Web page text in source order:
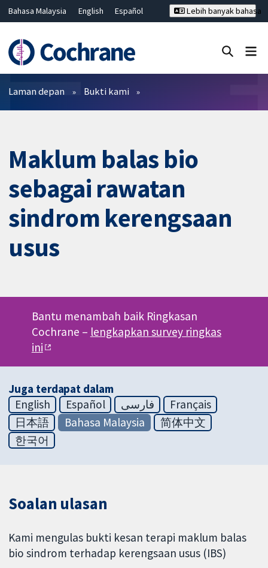
Bahasa Malaysia English
Español
Hrvatski
Deutsch ไทย
繁體中文
简体中文
Lebih banyak bahasa
Penapis
Laman depan Bukti kami
Maklum balas bio
sebagai rawatan
sindrom kerengsaan
usus
Bantu menambah baik Ringkasan
Cochrane – lengkapkan survey ringkas
ini
Juga terdapat dalam
English
Español فارسی
Français
日本語
Bahasa Malaysia
简体中文
한국어
Soalan ulasan
Kami mengulas bukti kesan terapi maklum balas
bio sindrom terhadap kerengsaan usus (IBS)